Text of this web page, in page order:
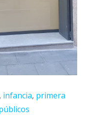
, infancia, primera